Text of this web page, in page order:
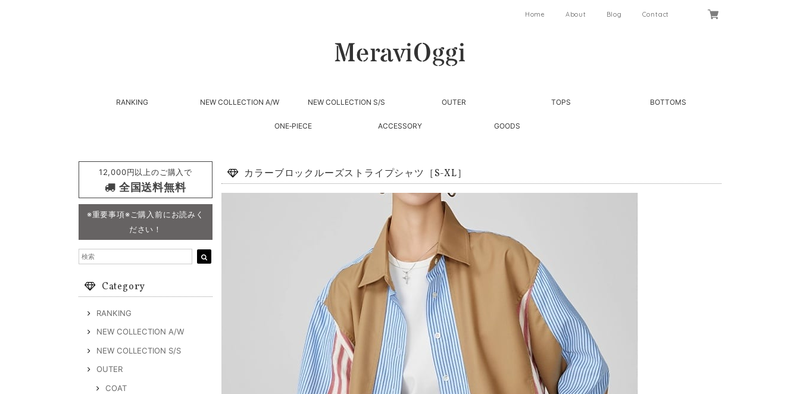
Home About Blog Contact
RANKING NEW COLLECTION A/W NEW COLLECTION S/S OUTER TOPS BOTTOMS
ONE‐PIECE ACCESSORY GOODS
12,000円以上のご購入で
全国送料無料
※重要事項※ご購入前にお読みく
ださい！
Category
RANKING
NEW COLLECTION A/W
NEW COLLECTION S/S
OUTER
COAT
カラーブロックルーズストライプシャツ［S-XL］